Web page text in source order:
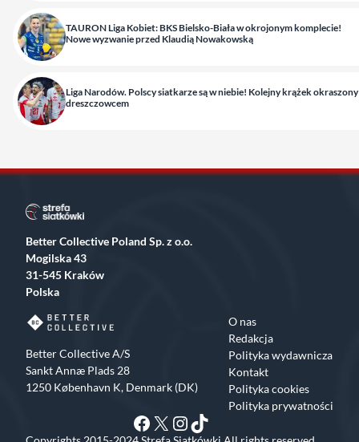
TAURON Liga Kobiet: BKS Bielsko-Biała w okrojonym komplecie!
Nowe wyzwanie przed Klaudią Nowakowską
Liga Narodów. Polscy siatkarze są w niebie! Kolejny krążek okraszony
dreszczowcem
Better Collective Poland Sp. z o.o.
Mogilska 43
31-545 Kraków
Polska
Better Collective A/S
Sankt Annæ Plads 28
1250 København K, Denmark (DK)
O nas
Redakcja
Polityka wydawnicza
Kontakt
Polityka cookies
Polityka prywatności
Facebook
X Instagram
TikTok